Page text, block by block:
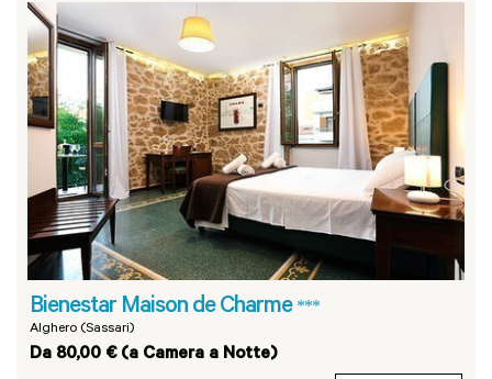
Bienestar Maison de Charme ***
Alghero (Sassari)
Da 80,00 € (a Camera a Notte)